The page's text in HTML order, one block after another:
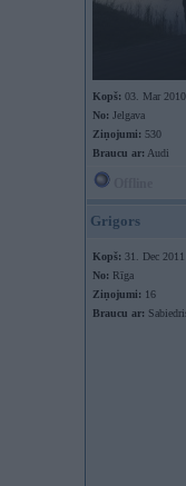
Kopš: 03. Mar 2010
No: Jelgava
Ziņojumi: 530
Braucu ar: Audi
Grigors
Kopš: 31. Dec 2011
No: Rīga
Ziņojumi: 16
Braucu ar: